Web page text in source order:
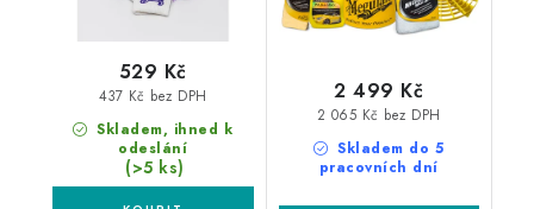
Skladem, ihned k
odeslání
(>5 ks)
437 Kč bez DPH
529 Kč
Skladem do 5
pracovních dní
2 065 Kč bez DPH
2 499 Kč